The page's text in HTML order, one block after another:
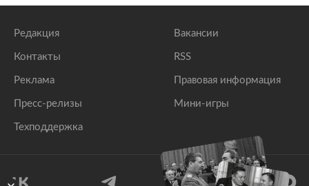
Редакция
Контакты
Реклама
Пресс-релизы
Техподдержка
Вакансии
RSS
Правовая информация
Мини-игры